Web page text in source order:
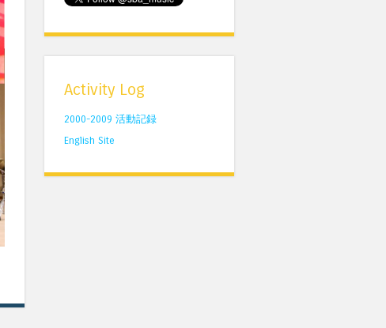
Activity Log
2000-2009 活動記録
English Site